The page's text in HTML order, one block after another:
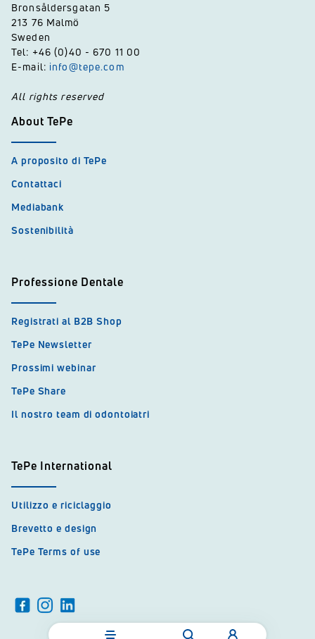
Bronsåldersgatan 5
213 76 Malmö
Sweden
Tel: +46 (0)40 - 670 11 00
E-mail: info@tepe.com
All rights reserved
About TePe
A proposito di TePe
Contattaci
Mediabank
Sostenibilità
Professione Dentale
Registrati al B2B Shop
TePe Newsletter
Prossimi webinar
TePe Share
Il nostro team di odontoiatri
TePe International
Utilizzo e riciclaggio
Brevetto e design
TePe Terms of use